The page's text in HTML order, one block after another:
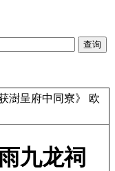
澍呈府中同寮》 欧
九龙祠